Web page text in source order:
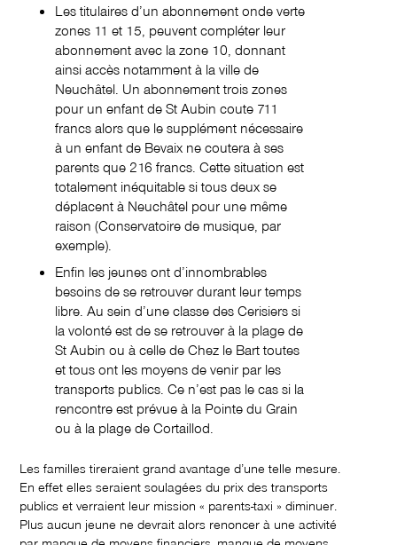
Les titulaires d’un abonnement onde verte
zones 11 et 15, peuvent compléter leur
abonnement avec la zone 10, donnant
ainsi accès notamment à la ville de
Neuchâtel. Un abonnement trois zones
pour un enfant de St Aubin coute 711
francs alors que le supplément nécessaire
à un enfant de Bevaix ne coutera à ses
parents que 216 francs. Cette situation est
totalement inéquitable si tous deux se
déplacent à Neuchâtel pour une même
raison (Conservatoire de musique, par
exemple).
Enfin les jeunes ont d’innombrables
besoins de se retrouver durant leur temps
libre. Au sein d’une classe des Cerisiers si
la volonté est de se retrouver à la plage de
St Aubin ou à celle de Chez le Bart toutes
et tous ont les moyens de venir par les
transports publics. Ce n’est pas le cas si la
rencontre est prévue à la Pointe du Grain
ou à la plage de Cortaillod.
Les familles tireraient grand avantage d’une telle mesure.
En effet elles seraient soulagées du prix des transports
publics et verraient leur mission « parents-taxi » diminuer.
Plus aucun jeune ne devrait alors renoncer à une activité